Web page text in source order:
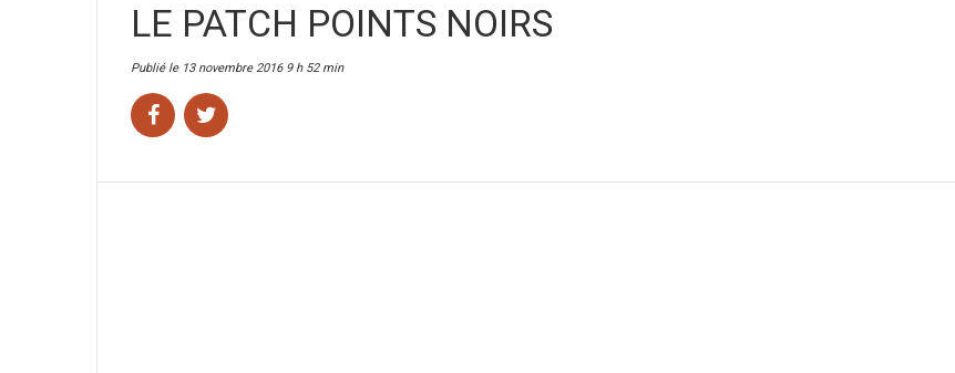
LE PATCH POINTS NOIRS
Publié le 13 novembre 2016 9 h 52 min